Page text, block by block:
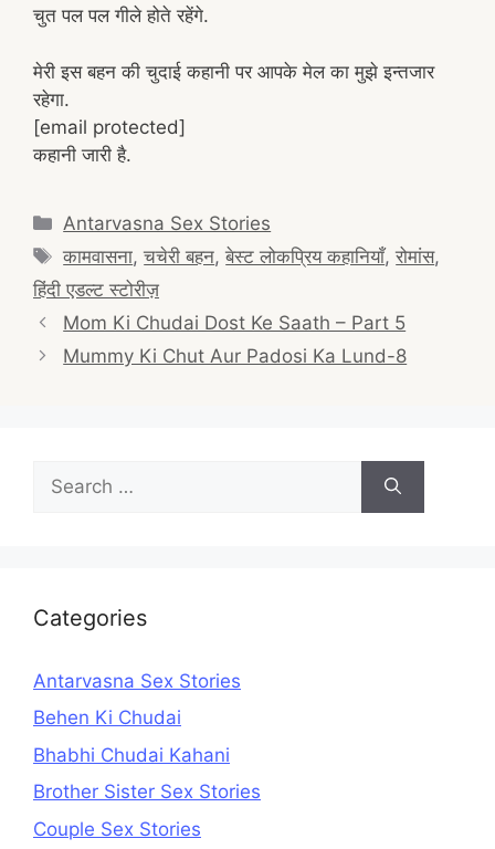
चुत पल पल गीले होते रहेंगे.
मेरी इस बहन की चुदाई कहानी पर आपके मेल का मुझे इन्तजार
रहेगा.
[email protected]
कहानी जारी है.
Categories
Antarvasna Sex Stories
Tags
कामवासना,चचेरी बहन,बेस्ट लोकप्रिय कहानियाँ,रोमांस,
हिंदी एडल्ट स्टोरीज़
Post
navigation
Mom Ki Chudai Dost Ke Saath – Part 5
Mummy Ki Chut Aur Padosi Ka Lund-8
for:
Categories
Antarvasna Sex Stories
Behen Ki Chudai
Bhabhi Chudai Kahani
Brother Sister Sex Stories
Couple Sex Stories